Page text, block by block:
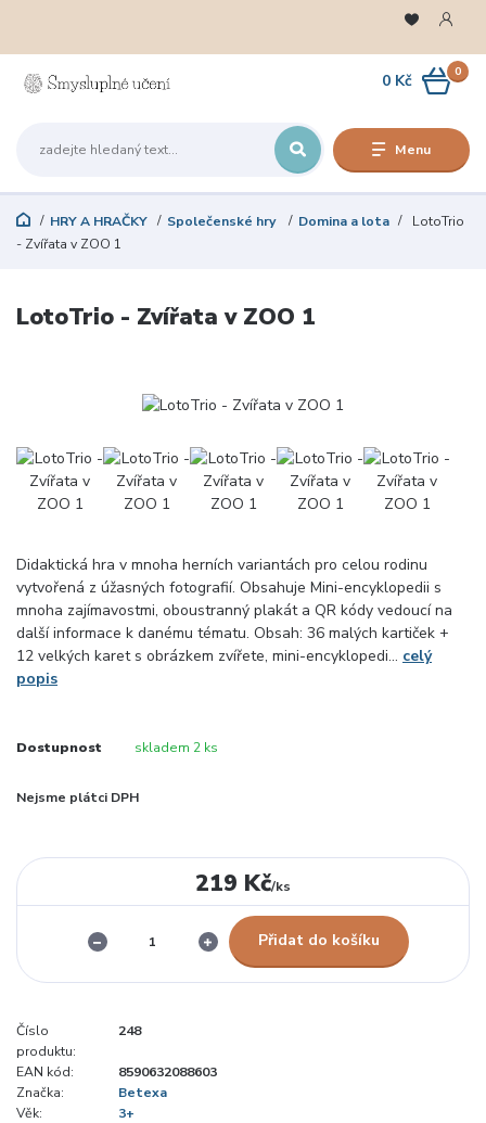
Menu
0
0 Kč
HRY A HRAČKY Společenské hry Domina a lota
LotoTrio
- Zvířata v ZOO 1
LotoTrio - Zvířata v ZOO 1
Didaktická hra v mnoha herních variantách pro celou rodinu
vytvořená z úžasných fotografií. Obsahuje Mini-encyklopedii s
mnoha zajímavostmi, oboustranný plakát a QR kódy vedoucí na
další informace k danému tématu. Obsah: 36 malých kartiček +
12 velkých karet s obrázkem zvířete, mini-encyklopedi... celý
popis
Dostupnost skladem 2 ks
Nejsme plátci DPH
219 Kč/ks
Přidat do košíku
Číslo
produktu:
248
EAN kód:
8590632088603
Značka:
Betexa
Věk:
3+